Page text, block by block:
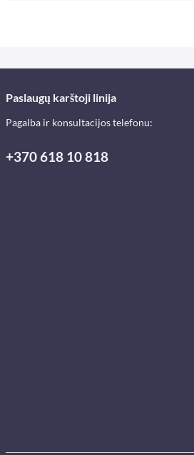
Paslaugų karštoji linija
Pagalba ir konsultacijos telefonu:
+370 618 10 818